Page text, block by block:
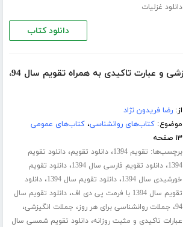
دانلود غزلیات
دانلود کتاب
دانلود 365 پیام انگیزشی و عبارت تاکیدی به همراه تقویم سال 94،
از:رضا فریدون نژاد
موضوع:کتاب‌های روانشناسی،کتاب‌های عمومی
۱۳ صفحه
برچسب‌ها: تقویم 1394 ،دانلود تقویم،دانلود تقویم
1394،دانلود تقویم فارسی سال 1394 ،دانلود تقویم
خورشیدی سال 1394
،دانلود تقویم سال 1394 ،دانلود
تقویم سال 1394 با فرمت پی دی اف
،دانلود تقویم سال
94، جملات روانشناسی برای هر روز، جملات انگیزشی،
عبارات تاکیدی و مثبت روزانه،دانلود تقویم شمسی سال